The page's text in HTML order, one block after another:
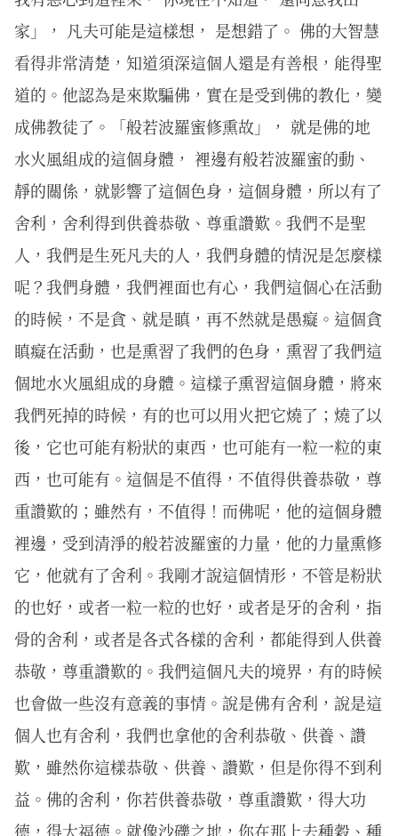
家」， 凡夫可能是這樣想， 是想錯了。 佛的大智慧
看得非常清楚，知道須深這個人還是有善根，能得聖
道的。他認為是來欺騙佛，實在是受到佛的教化，變
成佛教徒了。「般若波羅蜜修熏故」， 就是佛的地
水火風組成的這個身體， 裡邊有般若波羅蜜的動、
靜的關係，就影響了這個色身，這個身體，所以有了
舍利，舍利得到供養恭敬、尊重讚歎。我們不是聖
人，我們是生死凡夫的人，我們身體的情況是怎麼樣
呢？我們身體，我們裡面也有心，我們這個心在活動
的時候，不是貪、就是瞋，再不然就是愚癡。這個貪
瞋癡在活動，也是熏習了我們的色身，熏習了我們這
個地水火風組成的身體。這樣子熏習這個身體，將來
我們死掉的時候，有的也可以用火把它燒了；燒了以
後，它也可能有粉狀的東西，也可能有一粒一粒的東
西，也可能有。這個是不值得，不值得供養恭敬，尊
重讚歎的；雖然有，不值得！而佛呢，他的這個身體
裡邊，受到清淨的般若波羅蜜的力量，他的力量熏修
它，他就有了舍利。我剛才說這個情形，不管是粉狀
的也好，或者一粒一粒的也好，或者是牙的舍利，指
骨的舍利，或者是各式各樣的舍利，都能得到人供養
恭敬，尊重讚歎的。我們這個凡夫的境界，有的時候
也會做一些沒有意義的事情。說是佛有舍利，說是這
個人也有舍利，我們也拿他的舍利恭敬、供養、讚
歎，雖然你這樣恭敬、供養、讚歎，但是你得不到利
益。佛的舍利，你若供養恭敬，尊重讚歎，得大功
德，得大福德。就像沙礫之地，你在那上去種穀、種